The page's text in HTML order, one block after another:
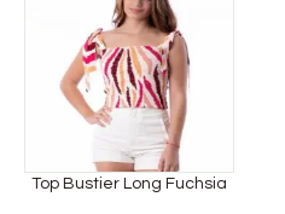
Top Bustier Long Fuchsia